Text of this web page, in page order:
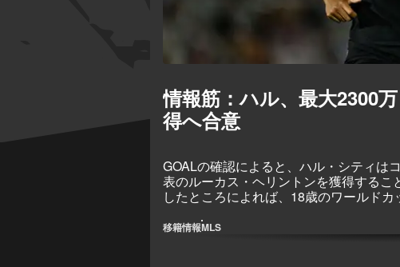
情報筋：ハル、最大2300
得へ合意
GOALの確認によると、ハル・シティは
表のルーカス・ヘリントンを獲得する
したところによれば、18歳のワールド
期間を経てプレミアリーグへ飛躍するこ
移籍情報MLS